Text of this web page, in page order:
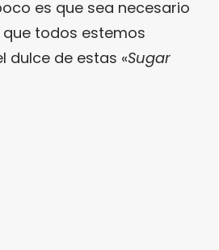
es que sea necesario
todos estemos
dulce de estas «Sugar